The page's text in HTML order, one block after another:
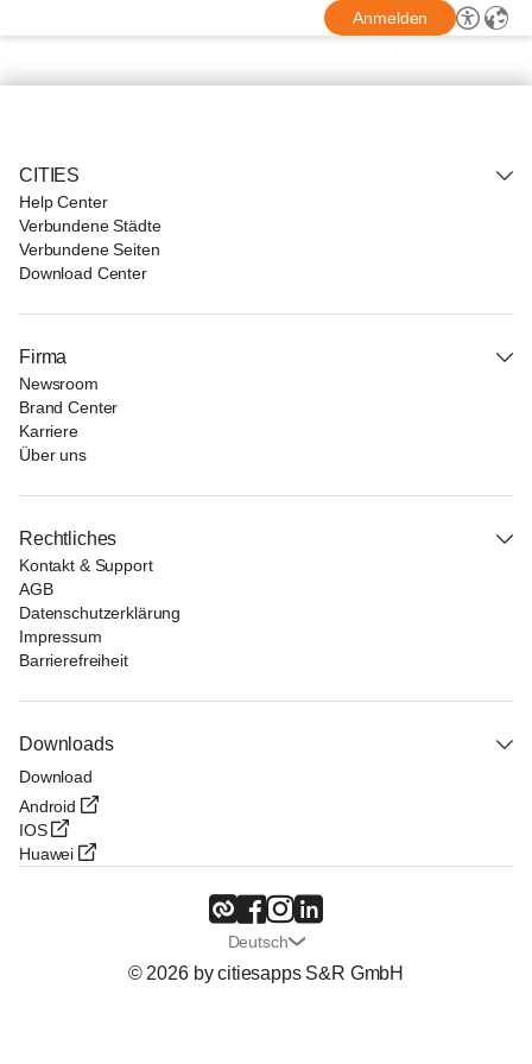
Anmelden
CITIES
Help Center
Verbundene Städte
Verbundene Seiten
Download Center
Firma
Newsroom
Brand Center
Karriere
Über uns
Rechtliches
Kontakt & Support
AGB
Datenschutzerklärung
Impressum
Barrierefreiheit
Downloads
Download
Android
IOS
Huawei
Deutsch
© 2026 by citiesapps S&R GmbH